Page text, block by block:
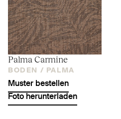
Palma Carmine
BODEN / PALMA
Muster bestellen
Foto herunterladen